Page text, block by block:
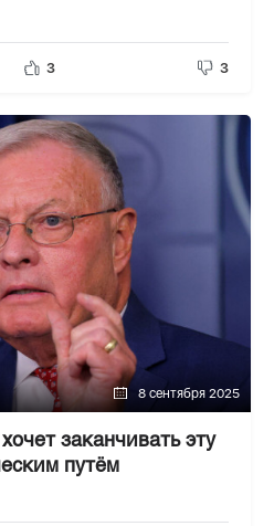
3 3
8 сентября 2025
заканчивать эту
путём